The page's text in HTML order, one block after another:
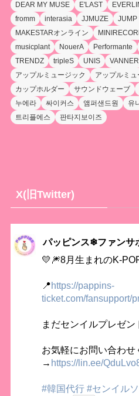
DEAR MY MUSE
E'LAST
fromm
interasia JJMUZE JUMP
MAKESTARオンライン
musicplant
NouerA Performante
TRENDZ
tripleS UNIS VANNER
アップルミュージック
アップルミ
カップホルダー
サウンドウェーブ
누에라
싸이커스 앰퍼샌드원 유
트리플에스
판타지보이즈
X(旧Twitter)
パッピンス❄ファンサ
💛🎆8月生まれのK-
📍https://pappins-
ticket.com/fansupport/
まだセンイルプレゼ
お気軽にお問い合わせ
→ https://lin.ee/
#韓国代行 #センイル